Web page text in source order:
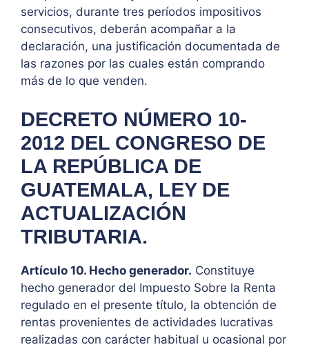
servicios, durante tres períodos impositivos
consecutivos, deberán acompañar a la
declaración, una justificación documentada de
las razones por las cuales están comprando
más de lo que venden.
DECRETO NÚMERO 10-
2012 DEL CONGRESO DE
LA REPÚBLICA DE
GUATEMALA, LEY DE
ACTUALIZACIÓN
TRIBUTARIA.
Artículo 10. Hecho generador. Constituye
hecho generador del Impuesto Sobre la Renta
regulado en el presente título, la obtención de
rentas provenientes de actividades lucrativas
realizadas con carácter habitual u ocasional por